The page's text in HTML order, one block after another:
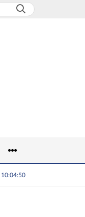
10:04:51